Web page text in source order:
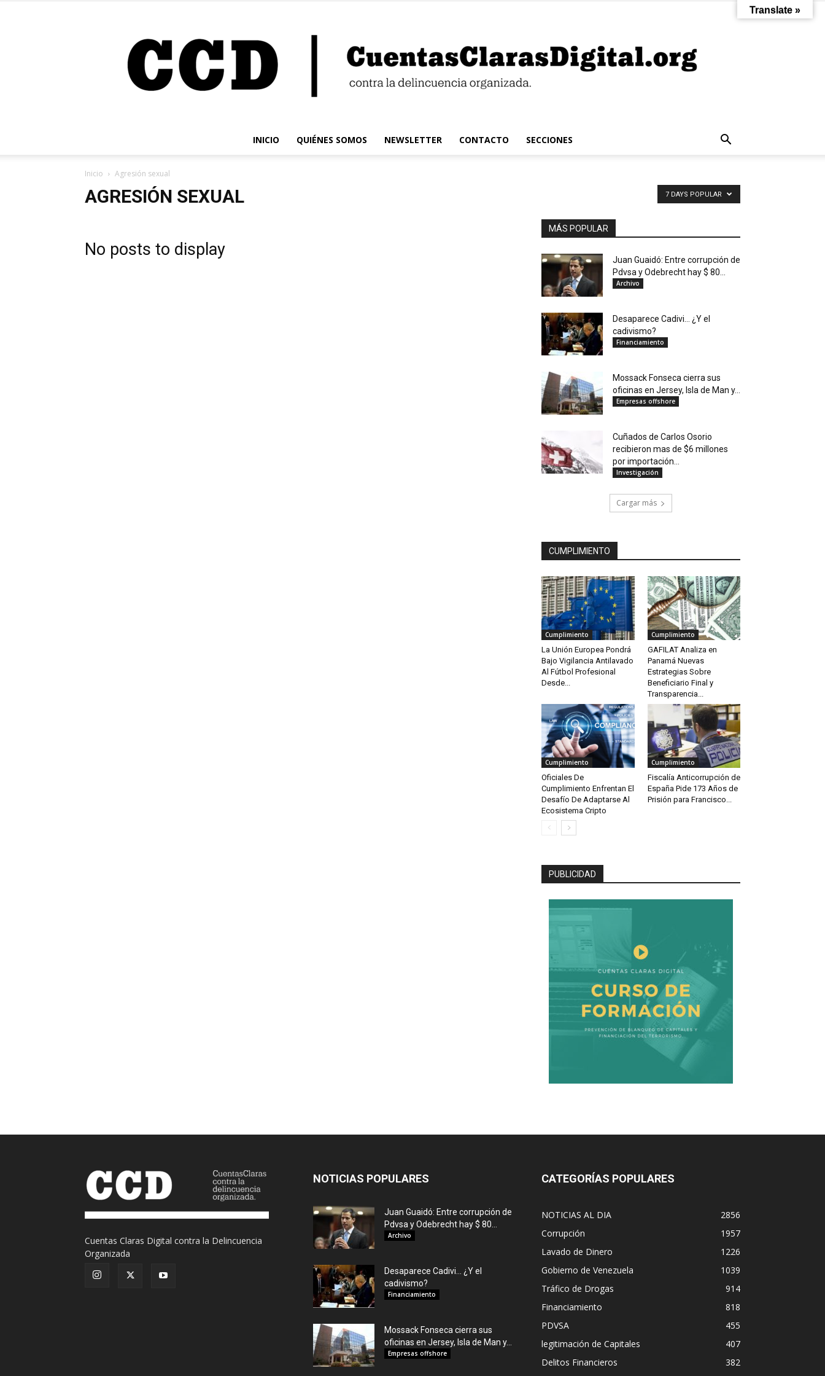
INICIO QUIÉNES SOMOS NEWSLETTER CONTACTO SECCIONES
Inicio Agresión sexual
AGRESIÓN SEXUAL 7 DAYS POPULAR
No posts to display
MÁS POPULAR
Juan Guaidó: Entre corrupción de
Pdvsa y Odebrecht hay $ 80...
Archivo
Desaparece Cadivi… ¿Y el
cadivismo?
Financiamiento
Mossack Fonseca cierra sus
oficinas en Jersey, Isla de Man y...
Empresas offshore
Cuñados de Carlos Osorio
recibieron mas de $6 millones
por importación...
Investigación
Cargar más
CUMPLIMIENTO
Cumplimiento
La Unión Europea Pondrá
Bajo Vigilancia Antilavado
Al Fútbol Profesional
Desde...
Cumplimiento
GAFILAT Analiza en
Panamá Nuevas
Estrategias Sobre
Beneficiario Final y
Transparencia...
Cumplimiento
Oficiales De
Cumplimiento Enfrentan El
Desafío De Adaptarse Al
Ecosistema Cripto
Cumplimiento
Fiscalía Anticorrupción de
España Pide 173 Años de
Prisión para Francisco...
PUBLICIDAD
Cuentas Claras Digital contra la Delincuencia
Organizada
NOTICIAS POPULARES
Juan Guaidó: Entre corrupción de
Pdvsa y Odebrecht hay $ 80...
Archivo
Desaparece Cadivi… ¿Y el
cadivismo?
Financiamiento
Mossack Fonseca cierra sus
oficinas en Jersey, Isla de Man y...
Empresas offshore
CATEGORÍAS POPULARES
NOTICIAS AL DIA
2856
Corrupción
1957
Lavado de Dinero
1226
Gobierno de Venezuela
1039
Tráfico de Drogas
914
Financiamiento
818
PDVSA
455
legitimación de Capitales
407
Delitos Financieros
382
Translate »